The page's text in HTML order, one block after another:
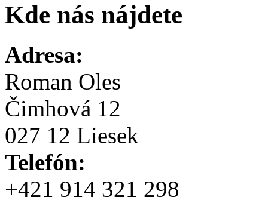
Kde nás nájdete
Adresa:
Roman Oles
Čimhová 12
027 12 Liesek
Telefón:
+421 914 321 298